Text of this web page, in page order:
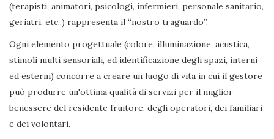
(terapisti, animatori, psicologi, infermieri, personale sanitario,
geriatri, etc..) rappresenta il “nostro traguardo”.
Ogni elemento progettuale (colore, illuminazione, acustica,
stimoli multi sensoriali, ed identificazione degli spazi, interni
ed esterni) concorre a creare un luogo di vita in cui il gestore
può produrre un'ottima qualità di servizi per il miglior
benessere del residente fruitore, degli operatori, dei familiari
e dei volontari.